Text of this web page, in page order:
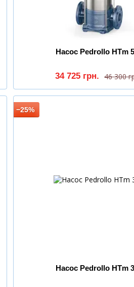
Насос Pedrollo HTm
46 300
34 725 грн.
−25%
Насос Pedrollo HTm